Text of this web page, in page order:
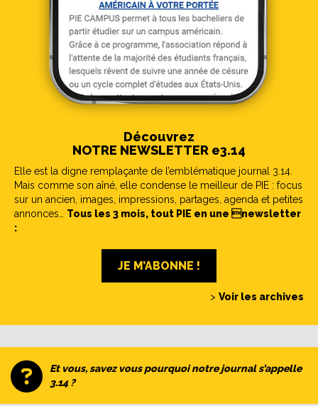
Découvrez
NOTRE NEWSLETTER e3.14
Elle est la digne remplaçante de l’emblématique journal 3.14.
Mais comme son aîné, elle condense le meilleur de PIE : focus
sur un ancien, images, impressions, partages, agenda et petites
annonces… Tous les 3 mois, tout PIE en une newsletter
:
JE M’ABONNE !
> Voir les archives
Et vous, savez vous pourquoi notre journal s’appelle
3.14 ?